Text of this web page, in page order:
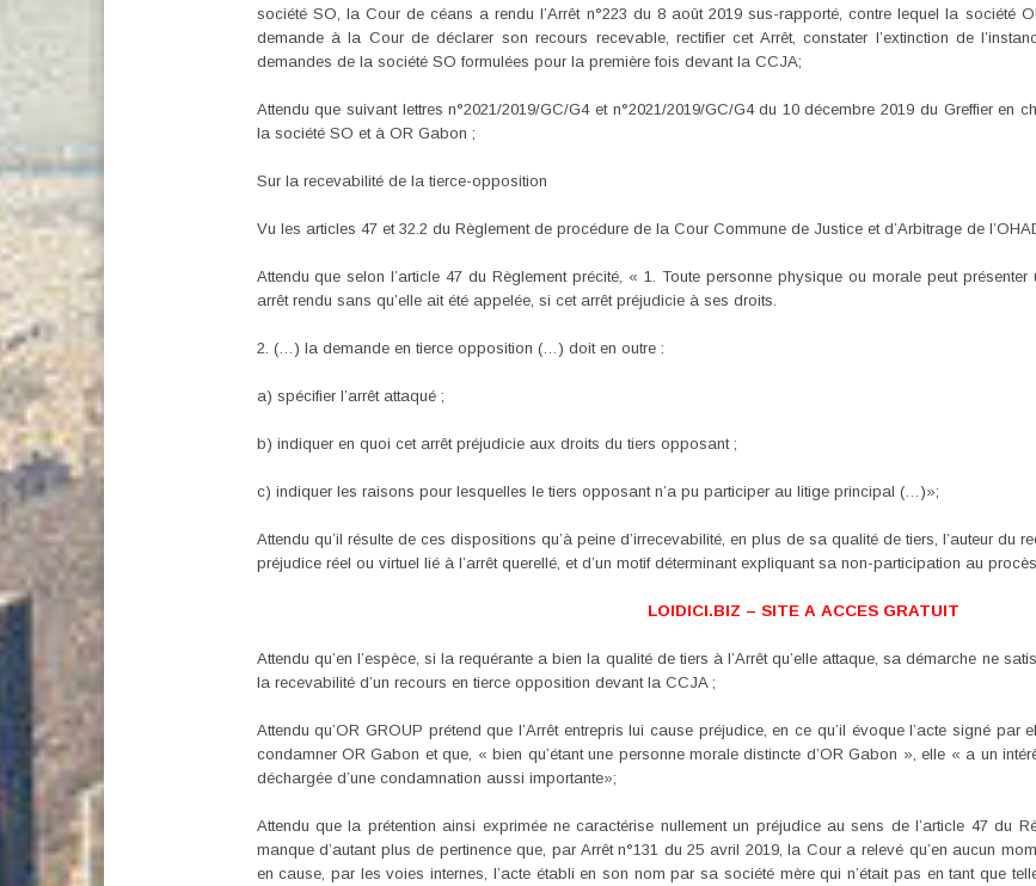
société SO, la Cour de céans a rendu l’Arrêt n°223 du 8 août 2019 sus-rapporté, contre lequel la société
demande à la Cour de déclarer son recours recevable, rectifier cet Arrêt, constater l’extinction de
demandes de la société SO formulées pour la première fois devant la CCJA;
Attendu que suivant lettres n°2021/2019/GC/G4 et n°2021/2019/GC/G4 du 10 décembre 2019 du Greffier en
la société SO et à OR Gabon ;
Sur la recevabilité de la tierce-opposition
Vu les articles 47 et 32.2 du Règlement de procédure de la Cour Commune de Justice et d’Arbitrage de
Attendu que selon l’article 47 du Règlement précité, « 1. Toute personne physique ou morale peut
arrêt rendu sans qu’elle ait été appelée, si cet arrêt préjudicie à ses droits.
2. (…) la demande en tierce opposition (…) doit en outre :
a) spécifier l’arrêt attaqué ;
b) indiquer en quoi cet arrêt préjudicie aux droits du tiers opposant ;
c) indiquer les raisons pour lesquelles le tiers opposant n’a pu participer au litige principal (…)»;
Attendu qu’il résulte de ces dispositions qu’à peine d’irrecevabilité, en plus de sa qualité de tiers, l’auteur du
préjudice réel ou virtuel lié à l’arrêt querellé, et d’un motif déterminant expliquant sa non-participation au
LOIDICI.BIZ – SITE A ACCES GRATUIT
Attendu qu’en l’espèce, si la requérante a bien la qualité de tiers à l’Arrêt qu’elle attaque, sa démarche ne
la recevabilité d’un recours en tierce opposition devant la CCJA ;
Attendu qu’OR GROUP prétend que l’Arrêt entrepris lui cause préjudice, en ce qu’il évoque l’acte signé
condamner OR Gabon et que, « bien qu’étant une personne morale distincte d’OR Gabon », elle « a un
déchargée d’une condamnation aussi importante»;
Attendu que la prétention ainsi exprimée ne caractérise nullement un préjudice au sens de l’article 47 du
manque d’autant plus de pertinence que, par Arrêt n°131 du 25 avril 2019, la Cour a relevé qu’en aucun
en cause, par les voies internes, l’acte établi en son nom par sa société mère qui n’était pas en tant que